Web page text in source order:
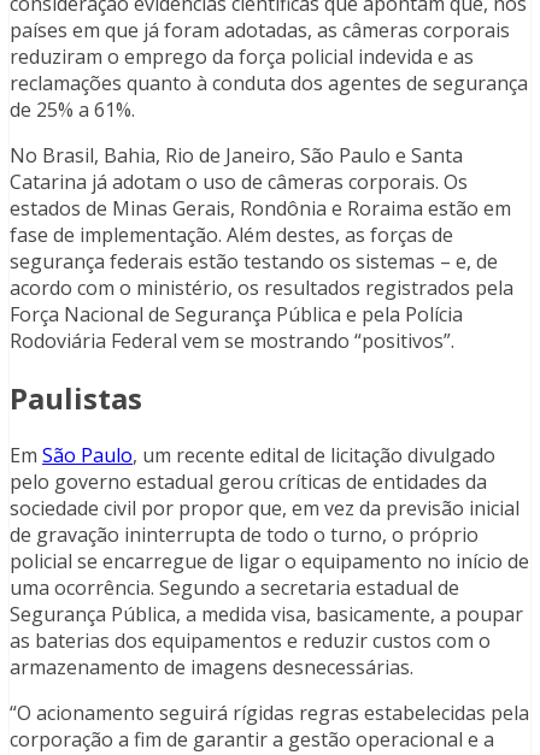
países em que já foram adotadas, as câmeras corporais
reduziram o emprego da força policial indevida e as
reclamações quanto à conduta dos agentes de segurança
de 25% a 61%.
No Brasil, Bahia, Rio de Janeiro, São Paulo e Santa
Catarina já adotam o uso de câmeras corporais. Os
estados de Minas Gerais, Rondônia e Roraima estão em
fase de implementação. Além destes, as forças de
segurança federais estão testando os sistemas – e, de
acordo com o ministério, os resultados registrados pela
Força Nacional de Segurança Pública e pela Polícia
Rodoviária Federal vem se mostrando “positivos”.
Paulistas
Em São Paulo, um recente edital de licitação divulgado
pelo governo estadual gerou críticas de entidades da
sociedade civil por propor que, em vez da previsão inicial
de gravação ininterrupta de todo o turno, o próprio
policial se encarregue de ligar o equipamento no início de
uma ocorrência. Segundo a secretaria estadual de
Segurança Pública, a medida visa, basicamente, a poupar
as baterias dos equipamentos e reduzir custos com o
armazenamento de imagens desnecessárias.
“O acionamento seguirá rígidas regras estabelecidas pela
corporação a fim de garantir a gestão operacional e a